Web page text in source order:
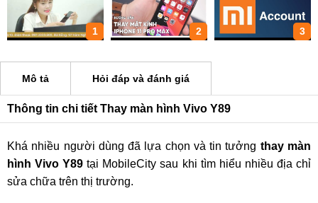
1 2 3
Mô tả Hỏi đáp và đánh giá
Thông tin chi tiết Thay màn hình Vivo Y89
Khá nhiều người dùng đã lựa chọn và tin tưởng thay màn
hình Vivo Y89 tại MobileCity sau khi tìm hiểu nhiều địa chỉ
sửa chữa trên thị trường.